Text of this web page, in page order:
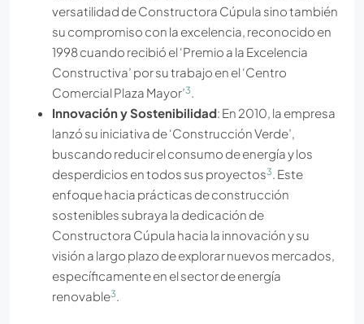
versatilidad de Constructora Cúpula sino también
su compromiso con la excelencia, reconocido en
1998 cuando recibió el ‘Premio a la Excelencia
Constructiva’ por su trabajo en el ‘Centro
Comercial Plaza Mayor’3.
Innovación y Sostenibilidad: En 2010, la empresa
lanzó su iniciativa de ‘Construcción Verde’,
buscando reducir el consumo de energía y los
desperdicios en todos sus proyectos3. Este
enfoque hacia prácticas de construcción
sostenibles subraya la dedicación de
Constructora Cúpula hacia la innovación y su
visión a largo plazo de explorar nuevos mercados,
específicamente en el sector de energía
renovable3.